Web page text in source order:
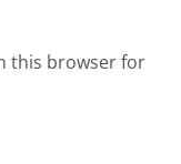
this browser for